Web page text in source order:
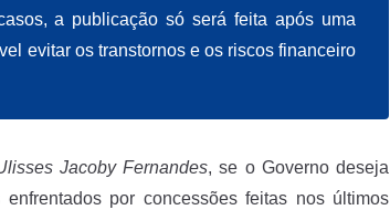
a publicação só será feita após uma
evitar os transtornos e os riscos financeiro
Jacoby Fernandes, se o Governo deseja
por concessões feitas nos últimos